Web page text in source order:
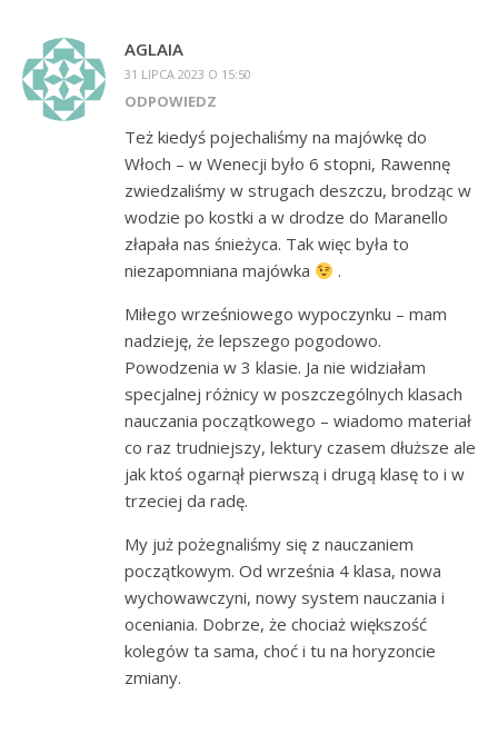
AGLAIA
31 LIPCA 2023 O 15:50
ODPOWIEDZ
Też kiedyś pojechaliśmy na majówkę do
Włoch – w Wenecji było 6 stopni, Rawennę
zwiedzaliśmy w strugach deszczu, brodząc w
wodzie po kostki a w drodze do Maranello
złapała nas śnieżyca. Tak więc była to
niezapomniana majówka
.
Miłego wrześniowego wypoczynku – mam
nadzieję, że lepszego pogodowo.
Powodzenia w 3 klasie. Ja nie widziałam
specjalnej różnicy w poszczególnych klasach
nauczania początkowego – wiadomo materiał
co raz trudniejszy, lektury czasem dłuższe ale
jak ktoś ogarnął pierwszą i drugą klasę to i w
trzeciej da radę.
My już pożegnaliśmy się z nauczaniem
początkowym. Od września 4 klasa, nowa
wychowawczyni, nowy system nauczania i
oceniania. Dobrze, że chociaż większość
kolegów ta sama, choć i tu na horyzoncie
zmiany.